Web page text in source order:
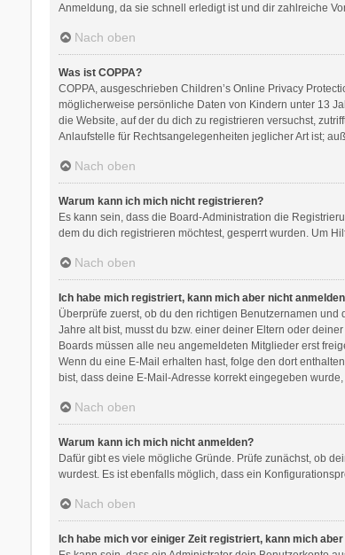
Anmeldung, da sie schnell erledigt ist und dir zahlreiche
Nach oben
Was ist COPPA?
COPPA, ausgeschrieben Children’s Online Privacy
möglicherweise persönliche Daten von Kindern unter 13
die Website, auf der du dich zu registrieren versuchst,
Anlaufstelle für Rechtsangelegenheiten jeglicher Art ist;
Nach oben
Warum kann ich mich nicht registrieren?
Es kann sein, dass die Board-Administration die
dem du dich registrieren möchtest, gesperrt wurden. Um
Nach oben
Ich habe mich registriert, kann mich aber nicht
Überprüfe zuerst, ob du den richtigen Benutzernamen
Jahre alt bist, musst du bzw. einer deiner Eltern oder
Boards müssen alle neu angemeldeten Mitglieder erst
Wenn du eine E-Mail erhalten hast, folge den dort
bist, dass deine E-Mail-Adresse korrekt eingegeben
Nach oben
Warum kann ich mich nicht anmelden?
Dafür gibt es viele mögliche Gründe. Prüfe zunächst, ob
wurdest. Es ist ebenfalls möglich, dass ein
Nach oben
Ich habe mich vor einiger Zeit registriert, kann mich